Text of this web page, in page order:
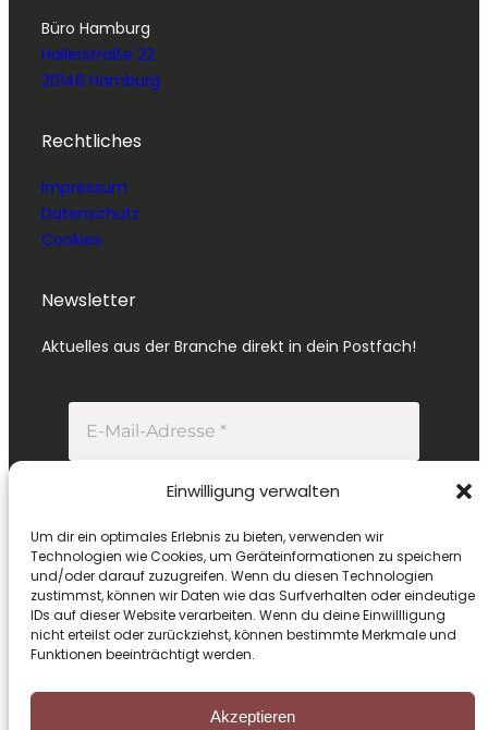
Einwilligung verwalten
Um dir ein optimales Erlebnis zu bieten, verwenden wir
Technologien wie Cookies, um Geräteinformationen zu speichern
und/oder darauf zuzugreifen. Wenn du diesen Technologien
zustimmst, können wir Daten wie das Surfverhalten oder eindeutige
IDs auf dieser Website verarbeiten. Wenn du deine Einwillligung
nicht erteilst oder zurückziehst, können bestimmte Merkmale und
Funktionen beeinträchtigt werden.
Akzeptieren
Büro Hamburg
Hallerstraße 22
20146 Hamburg
Rechtliches
Impressum
Datenschutz
Cookies
Newsletter
Aktuelles aus der Branche direkt in dein Postfach!
Mit deiner Anmeldung erhältst du unseren
Newsletter. Informationen zur Verarbeitung
deiner Daten findest du in unserer
Datenschutzerklärung.